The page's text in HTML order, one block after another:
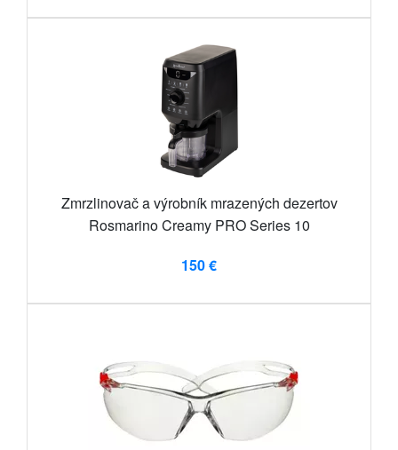
Zmrzlinovač a výrobník mrazených dezertov
Rosmarino Creamy PRO Series 10
150 €